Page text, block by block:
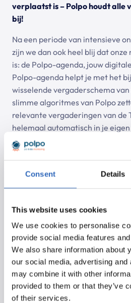
Consent Details
This website uses cookies
We use cookies to personalise
provide social media features
We also share information about
our social media, advertising
may combine it with other
provided to them or that they’ve
of their services.
verplaatst is – Polpo houdt alle
bij!
Na een periode van intensieve
zijn we dan ook heel blij dat
is: de Polpo-agenda, jouw
Polpo-agenda helpt je met het
wisselende vergaderschema
slimme algoritmes van Polpo
relevante vergaderingen van de
helemaal automatisch in je
ICloud en nog veel meer). Je
te haasten voor een debat dat
Laat Polpo het handmatige
bespaar veel tijd!
Polpo doorzoekt daarbij constant
zoek naar nieuwe en gewijzigde
vervolgens helemaal
eigen agenda en die van je
gemakkelijk de onderwerpen of
voor hen relevant zijn, zonder
de gaten te houden. Via de